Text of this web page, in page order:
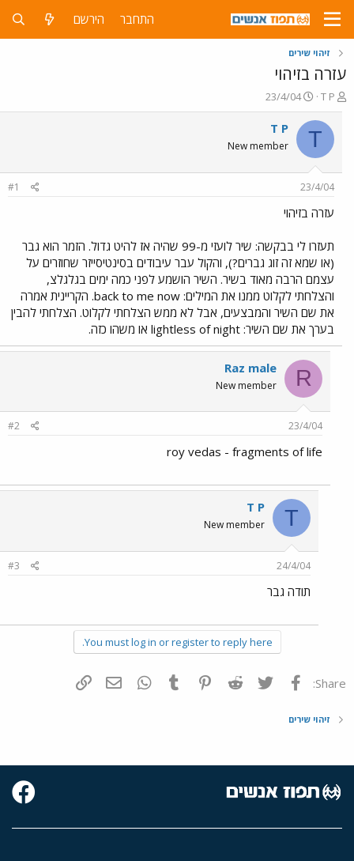
התחבר הירשם
זיהוי שירים
עזרה בזיהוי
פ
ו
ת
ח
ה
ש
א
T P
פ
ו
ר
ס
ם
ת
א
ר
ך
23/4/04
T
T P
New member
23/4/04
#1
עזרה בזיהוי
תעזרו לי בבקשה: שיר לועזי מ-99 שהיה אז להיט גדול. הזמר הוא גבר
(או שמא זה זוג גברים?), והקול עבר עיבודים בסינטיסייזר שחוזרים על
עצמם הרבה מאוד בשיר. השיר הושמע לפני כמה ימים בגלגלצ,
והצלחתי לקלוט ממנו את המילים: back to me now. הקריינית אמרה
את שם השיר והמבצעים, אבל לא ממש הצלחתי לקלוט. הצלחתי להבין
בערך את שם השיר: lightless of night או משהו כזה.
R
Raz male
New member
23/4/04
#2
roy vedas - fragments of life
T
T P
New member
24/4/04
#3
תודה גבר
You must log in or register to reply here.
Share: פייסבוק Twitter
Reddit
Pinterest
Tumblr
WhatsAppדואר אלקטרוני
זיהוי שירים